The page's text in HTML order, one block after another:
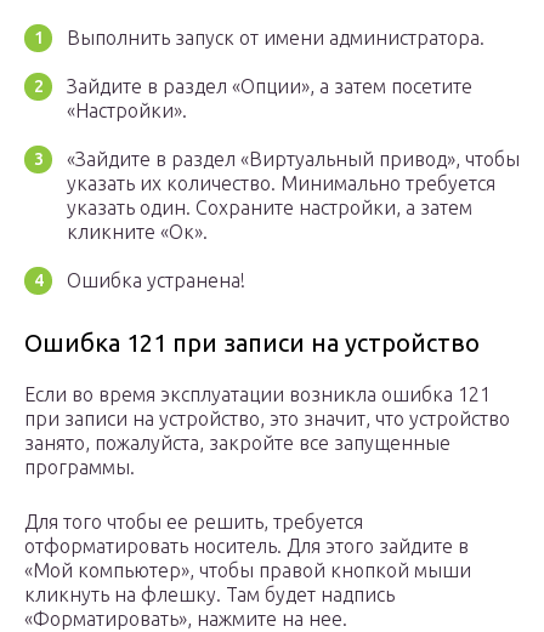
Выполнить запуск от имени администратора.
Зайдите в раздел «Опции», а затем посетите
«Настройки».
«Зайдите в раздел «Виртуальный привод», чтобы
указать их количество. Минимально требуется
указать один. Сохраните настройки, а затем
кликните «Ок».
Ошибка устранена!
Ошибка 121 при записи на устройство
Если во время эксплуатации возникла ошибка 121
при записи на устройство, это значит, что устройство
занято, пожалуйста, закройте все запущенные
программы.
Для того чтобы ее решить, требуется
отформатировать носитель. Для этого зайдите в
«Мой компьютер», чтобы правой кнопкой мыши
кликнуть на флешку. Там будет надпись
«Форматировать», нажмите на нее.